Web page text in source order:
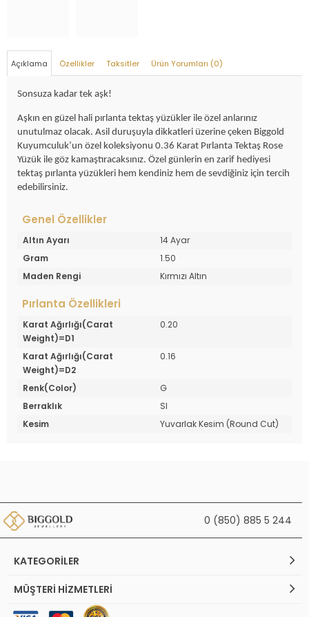
Açıklama Özellikler Taksitler Ürün Yorumları (0)
Sonsuza kadar tek aşk!
Aşkın en güzel hali pırlanta tektaş yüzükler ile özel anlarınız
unutulmaz olacak. Asil duruşuyla dikkatleri üzerine çeken Biggold
Kuyumculuk’un özel koleksiyonu 0.36 Karat Pırlanta Tektaş Rose
Yüzük ile göz kamaştıracaksınız. Özel günlerin en zarif hediyesi
tektaş pırlanta yüzükleri hem kendiniz hem de sevdiğiniz için tercih
edebilirsiniz.
Genel Özellikler
Altın Ayarı
14 Ayar
Gram
1.50
Maden Rengi
Kırmızı Altın
Pırlanta Özellikleri
Karat Ağırlığı(Carat
Weight)=D1
0.20
Karat Ağırlığı(Carat
Weight)=D2
0.16
Renk(Color)
G
Berraklık
SI
Kesim
Yuvarlak Kesim (Round Cut)
0 (850) 885 5 244
KATEGORILER
MÜŞTERI HIZMETLERI